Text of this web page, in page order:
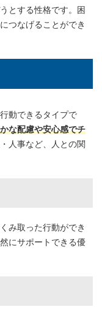
とする性格です。困
つなげることができ
動できるタイプで
な配慮や安心感でチ
人事など、人との関
み取った行動ができ
にサポートできる優